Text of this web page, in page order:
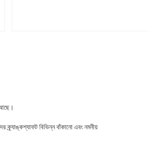
ক্র্যাঙ্কশ্যাফট বিভিন্ন বাঁকানো এবং নমনীয়